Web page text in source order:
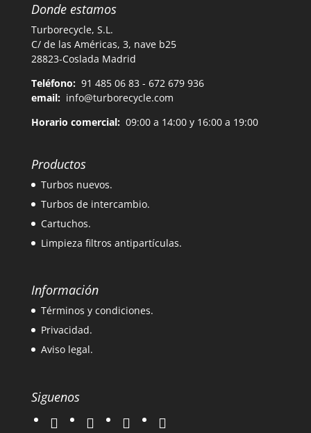
Donde estamos
Turborecycle, S.L.
C/ de las Américas, 3, nave b25
28823-Coslada Madrid
Teléfono: 91 485 06 83 - 672 679 936
email: info@turborecycle.com
Horario comercial:09:00 a 14:00 y 16:00 a 19:00
Productos
Turbos nuevos.
Turbos de intercambio.
Cartuchos.
Limpieza filtros antipartículas.
Información
Términos y condiciones.
Privacidad.
Aviso legal.
Siguenos
twitter instagramfacebook google